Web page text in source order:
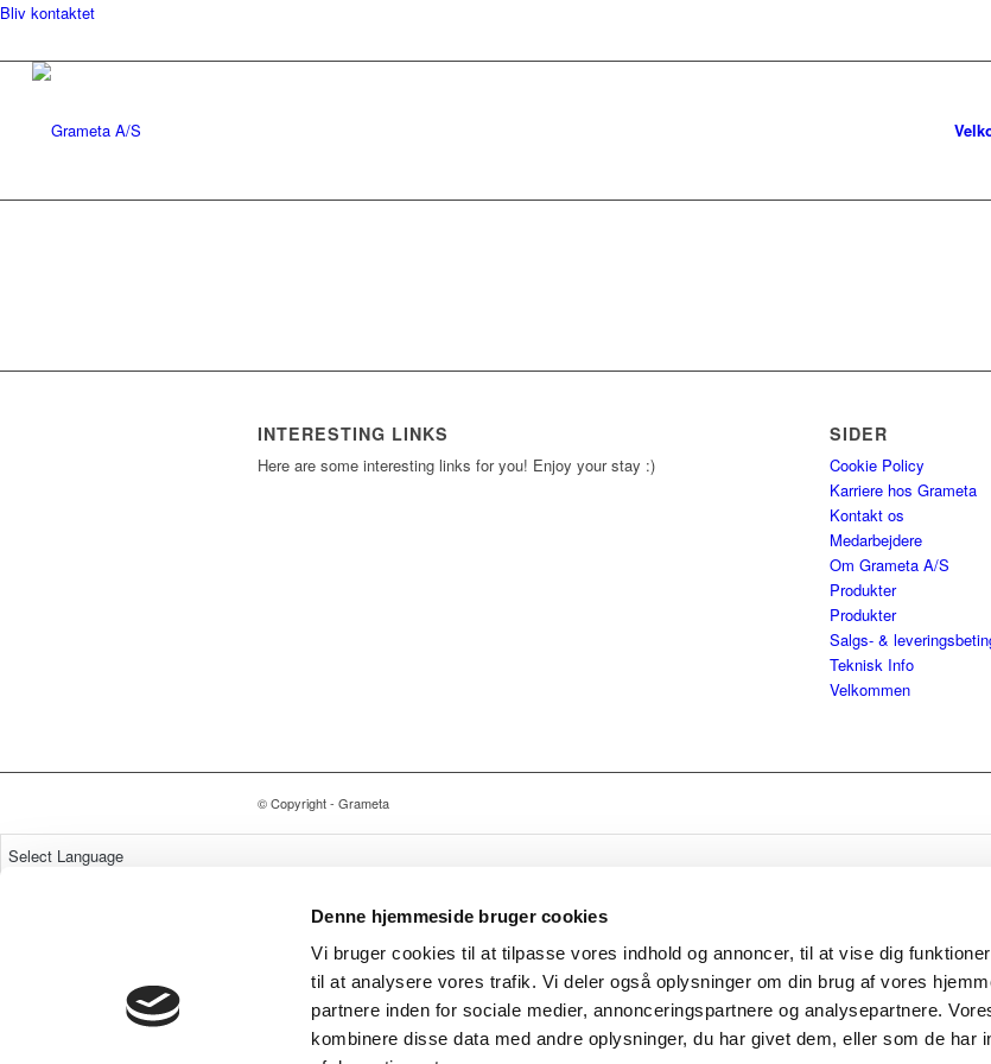
Denne hjemmeside bruger cookies
Vi bruger cookies til at tilpasse vores indhold og annoncer, til at vise dig
til at analysere vores trafik. Vi deler også oplysninger om din brug af vores
partnere inden for sociale medier, annonceringspartnere og analysepartnere.
kombinere disse data med andre oplysninger, du har givet dem, eller som de har
Bliv kontaktet
INTERESTING LINKS
Here are some interesting links for you! Enjoy your stay :)
SIDER
Cookie Policy
Karriere hos Grameta
Kontakt os
Medarbejdere
Om Grameta A/S
Produkter
Produkter
Salgs- &
Teknisk Info
Velkommen
© Copyright - Grameta